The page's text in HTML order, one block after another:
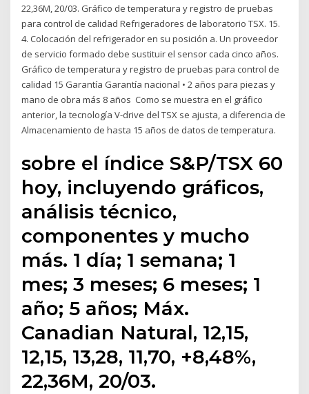
22,36M, 20/03. Gráfico de temperatura y registro de pruebas
para control de calidad Refrigeradores de laboratorio TSX. 15.
4. Colocación del refrigerador en su posición a. Un proveedor
de servicio formado debe sustituir el sensor cada cinco años.
Gráfico de temperatura y registro de pruebas para control de
calidad 15 Garantía Garantía nacional • 2 años para piezas y
mano de obra más 8 años Como se muestra en el gráfico
anterior, la tecnología V-drive del TSX se ajusta, a diferencia de
Almacenamiento de hasta 15 años de datos de temperatura.
sobre el índice S&P/TSX 60
hoy, incluyendo gráficos,
análisis técnico,
componentes y mucho
más. 1 día; 1 semana; 1
mes; 3 meses; 6 meses; 1
año; 5 años; Máx.
Canadian Natural, 12,15,
12,15, 13,28, 11,70, +8,48%,
22,36M, 20/03.